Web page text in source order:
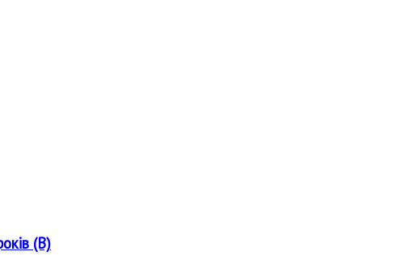
(B)